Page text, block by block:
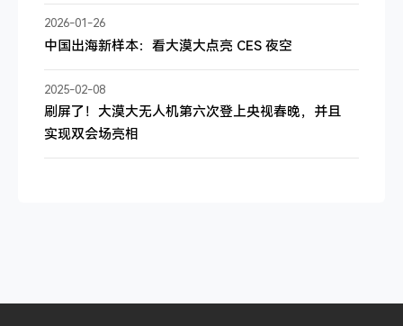
2026-01-26
中国出海新样本：看大漠大点亮 CES 夜空
2025-02-08
刷屏了！大漠大无人机第六次登上央视春晚，并且
实现双会场亮相